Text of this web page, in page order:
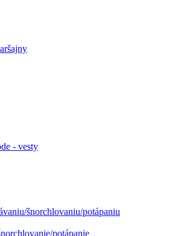
- vesty
šnorchlovaniu/potápaniu
potápanie